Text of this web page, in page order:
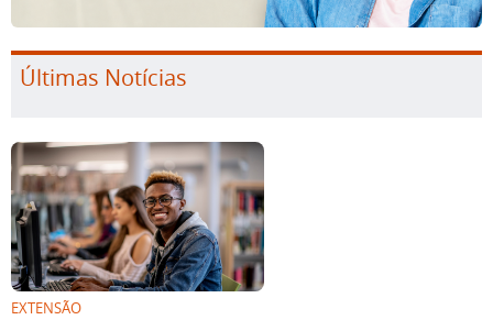
Últimas Notícias
EXTENSÃO